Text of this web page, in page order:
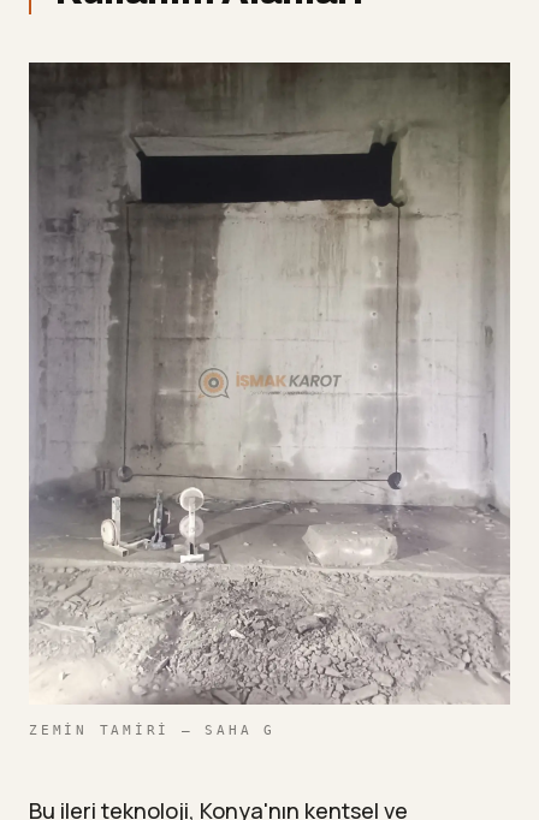
ZEMIN TAMIRI — SAHA G
Bu ileri teknoloji, Konya'nın kentsel ve